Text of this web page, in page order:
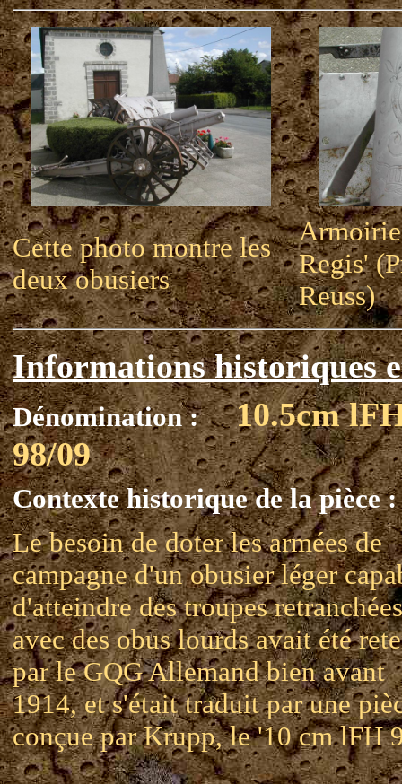
Cette photo montre les
deux obusiers
Regis'
Reuss)
Informations historiques
Dénomination :
10.5cm
98/09
Contexte historique de la pièce :
Le besoin de doter les armées de
campagne d'un obusier léger
d'atteindre des troupes retranchées
avec des obus lourds avait été
par le GQG Allemand bien avant
1914, et s'était traduit par une
conçue par Krupp, le '10 cm lFH